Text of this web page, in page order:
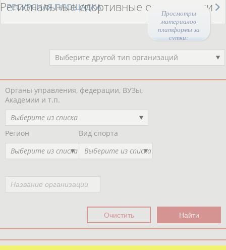
Просмотры
материалов
платформы за
сутки:
РЕСУРСНАЯ ПЛОЩАДКА
Региональные спортивные организации
Выберите другой тип организаций
Органы управления, федерации, ВУЗы,
Академии и т.п.
Выберите из списка
Регион
Выберите из списка
Вид спорта
Выберите из списка